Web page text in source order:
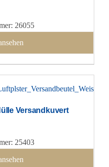
26055
Versandkuvert
25403